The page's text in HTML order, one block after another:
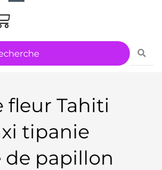
fleur Tahiti
tipanie
de papillon